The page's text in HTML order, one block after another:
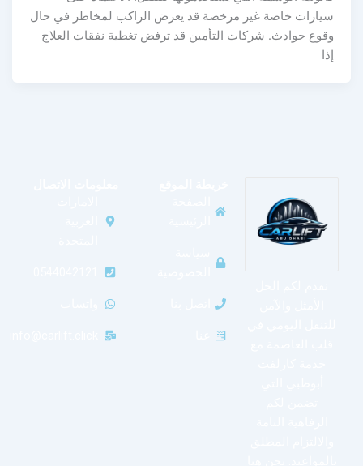
سيارات خاصة غير مرخصة قد يعرض الراكب لمخاطر في حال
وقوع حوادث. شركات التأمين قد ترفض تغطية نفقات العلاج
إذا